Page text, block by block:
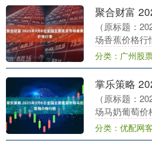
（原标题：
场香蕉价格行
最低价 大宗
发市场 7.00
分类：广州股
（原标题：
场马奶葡萄价
价 最低价 大
品综合批发市
分类：优配网